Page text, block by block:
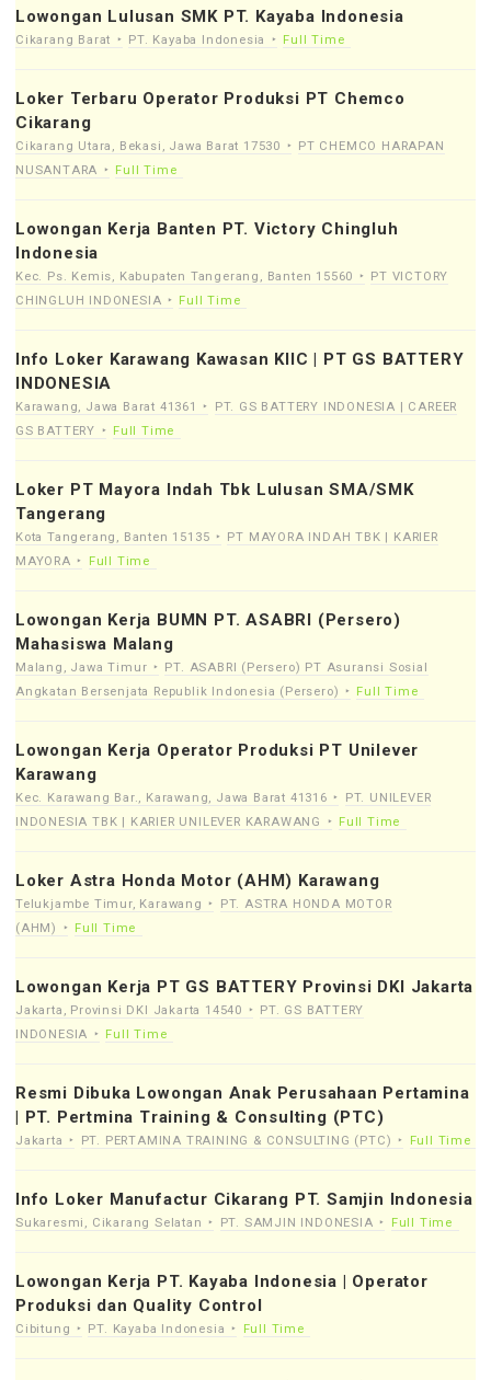
Lowongan Lulusan SMK PT. Kayaba Indonesia
Cikarang Barat PT. Kayaba Indonesia Full Time
Loker Terbaru Operator Produksi PT Chemco
Cikarang
Cikarang Utara, Bekasi, Jawa Barat 17530
PT CHEMCO HARAPAN
NUSANTARA
Full Time
Lowongan Kerja Banten PT. Victory Chingluh
Indonesia
Kec. Ps. Kemis, Kabupaten Tangerang, Banten 15560
PT VICTORY
CHINGLUH INDONESIA
Full Time
Info Loker Karawang Kawasan KIIC | PT GS BATTERY
INDONESIA
Karawang, Jawa Barat 41361
PT. GS BATTERY INDONESIA | CAREER
GS BATTERY
Full Time
Loker PT Mayora Indah Tbk Lulusan SMA/SMK
Tangerang
Kota Tangerang, Banten 15135
PT MAYORA INDAH TBK | KARIER
MAYORA
Full Time
Lowongan Kerja BUMN PT. ASABRI (Persero)
Mahasiswa Malang
Malang, Jawa Timur
PT. ASABRI (Persero) PT Asuransi Sosial
Angkatan Bersenjata Republik Indonesia (Persero)
Full Time
Lowongan Kerja Operator Produksi PT Unilever
Karawang
Kec. Karawang Bar., Karawang, Jawa Barat 41316
PT. UNILEVER
INDONESIA TBK | KARIER UNILEVER KARAWANG
Full Time
Loker Astra Honda Motor (AHM) Karawang
Telukjambe Timur, Karawang
PT. ASTRA HONDA MOTOR
(AHM)
Full Time
Lowongan Kerja PT GS BATTERY Provinsi DKI Jakarta
Jakarta, Provinsi DKI Jakarta 14540
PT. GS BATTERY
INDONESIA
Full Time
Resmi Dibuka Lowongan Anak Perusahaan Pertamina
| PT. Pertmina Training & Consulting (PTC)
Jakarta PT. PERTAMINA TRAINING & CONSULTING (PTC) Full Time
Info Loker Manufactur Cikarang PT. Samjin Indonesia
Sukaresmi, Cikarang Selatan PT. SAMJIN INDONESIA Full Time
Lowongan Kerja PT. Kayaba Indonesia | Operator
Produksi dan Quality Control
Cibitung PT. Kayaba Indonesia Full Time